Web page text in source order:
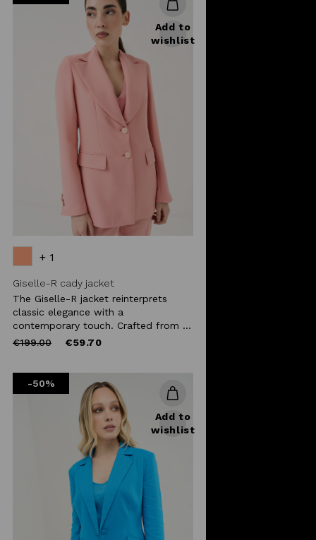
Add to
wishlist
+ 1
Giselle-R cady jacket
The Giselle-R jacket reinterprets
classic elegance with a
contemporary touch. Crafted from ...
Price
€199.00to €59.70
-50%
Add to
wishlist